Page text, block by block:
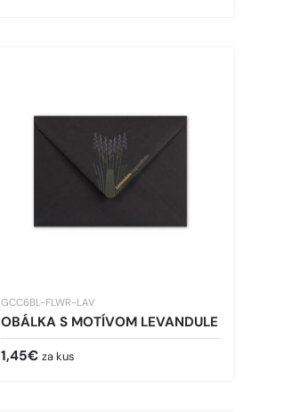
GCC6BL-FLWR-LAV
OBÁLKA S MOTÍVOM LEVANDULE
Bežná cena
1,45€ za kus